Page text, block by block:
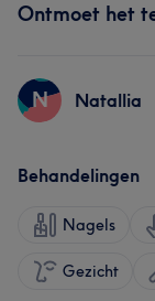
Ontmoet het
N Natallia
Behandelingen
Nagels
Gezicht